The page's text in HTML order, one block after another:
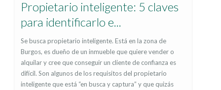
Propietario inteligente: 5 claves
para identificarlo e...
Se busca propietario inteligente. Está en la zona de
Burgos, es dueño de un inmueble que quiere vender o
alquilar y cree que conseguir un cliente de confianza es
difícil. Son algunos de los requisitos del propietario
inteligente que está “en busca y captura” y que quizás